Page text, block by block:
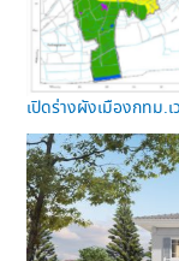
เปิดร่างผังเมืองกทม.